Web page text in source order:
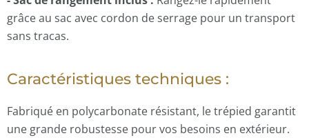
grâce au sac avec cordon de serrage pour un transport
sans tracas.
Caractéristiques techniques :
Fabriqué en polycarbonate résistant, le trépied garantit
une grande robustesse pour vos besoins en extérieur.